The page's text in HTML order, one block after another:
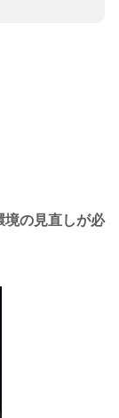
境の見直しが必